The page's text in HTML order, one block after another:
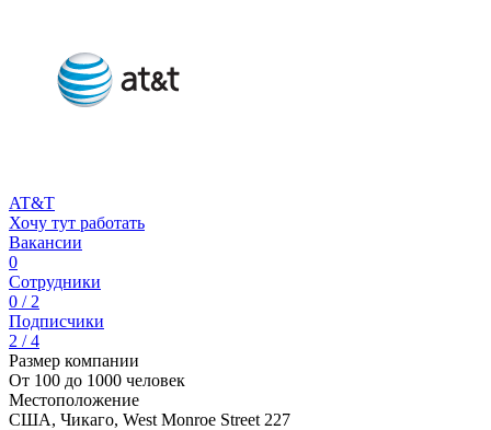
AT&T
Хочу тут работать
Вакансии
0
Сотрудники
0 / 2
Подписчики
2 / 4
Размер компании
От 100 до 1000 человек
Местоположение
США, Чикаго, West Monroe Street 227